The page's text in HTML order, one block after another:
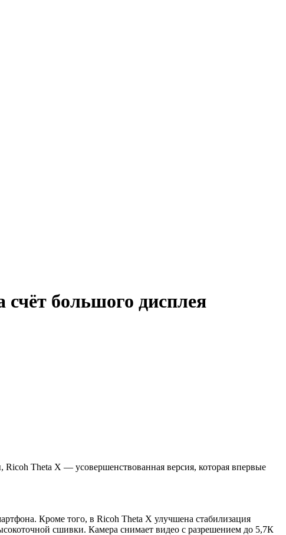
счёт большого дисплея
Theta X — усовершенствованная версия, которая впервые
Кроме того, в Ricoh Theta X улучшена стабилизация
сшивки. Камера снимает видео с разрешением до 5,7К